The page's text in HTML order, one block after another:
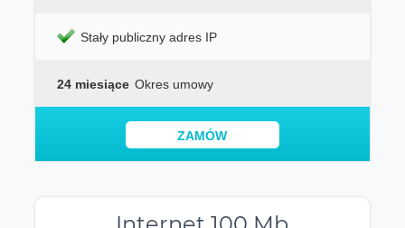
Stały publiczny adres IP
24 miesiące Okres umowy
ZAMÓW